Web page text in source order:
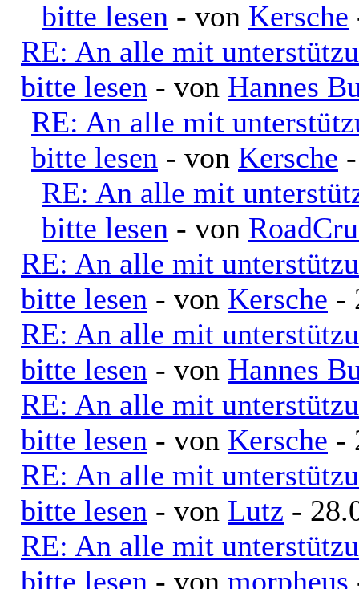
bitte lesen - von Kersche
RE: An alle mit
bitte lesen - von Hannes
RE: An alle mit
bitte lesen - von Kersche
RE: An alle mit
bitte lesen - von
RE: An alle mit
bitte lesen - von Kersche -
RE: An alle mit
bitte lesen - von Hannes
RE: An alle mit
bitte lesen - von Kersche -
RE: An alle mit
bitte lesen - von Lutz -
RE: An alle mit
bitte lesen - von morpheus